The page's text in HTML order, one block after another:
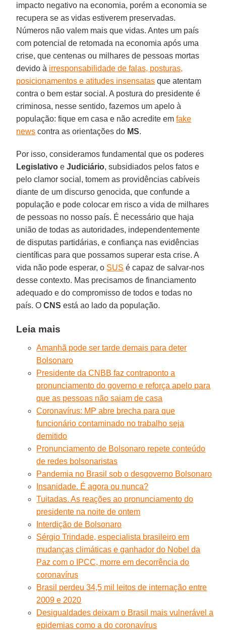
impacto negativo na economia, porém a economia se
recupera se as vidas estiverem preservadas.
Números não valem mais que vidas. Antes um país
com potencial de retomada na economia após uma
crise, que centenas ou milhares de pessoas mortas
devido à irresponsabilidade de falas, posturas,
posicionamentos e atitudes insensatas que atentam
contra o bem estar social. A postura do presidente é
criminosa, nesse sentido, fazemos um apelo à
população: fique em casa e não acredite emfake
news contra as orientações do MS.
Por isso, consideramos fundamental que os poderes
Legislativo eJudiciário, subsidiados pelos fatos e
pelo clamor social, tomem as providências cabíveis
diante de um discurso genocida, que confunde a
população e pode colocar em risco a vida de milhares
de pessoas no nosso país. É necessário que haja
união de todas as autoridades, independentemente
de disputas partidárias, e confiança nas evidências
científicas para que possamos superar esta crise. A
vida não pode esperar, o SUS é capaz de salvar-nos
desse contexto. Mas precisamos de financiamento
adequado e do compromisso de todos e todas no
país. OCNS está ao lado da população.
Leia mais
Amanhã pode ser tarde demais para deter
Bolsonaro
Presidente da CNBB faz contraponto a
pronunciamento do governo e reforça apelo para
que as pessoas não saiam de casa
Coronavírus: MP abre brecha para que
funcionário contaminado no trabalho seja
demitido
Pronunciamento de Bolsonaro repete conteúdo
de redes bolsonaristas
Pandemia no Brasil sob o desgoverno Bolsonaro
Insanidade. É agora ou nunca?
Tuitadas. As reações ao pronunciamento do
presidente na noite de ontem
Interdição de Bolsonaro
Sérgio Trindade, especialista brasileiro em
mudanças climáticas e ganhador do Nobel da
Paz com o IPCC, morre em decorrência do
coronavírus
Brasil perdeu 34,5 mil leitos de internação entre
2009 e 2020
Desigualdades deixam o Brasil mais vulnerável a
epidemias como a do coronavírus